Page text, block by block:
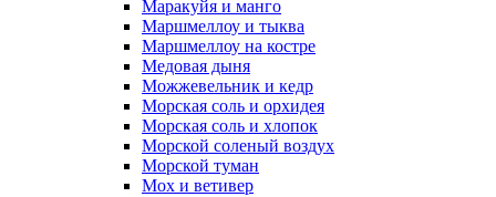
Маракуйя и манго
Маршмеллоу и тыква
Маршмеллоу на костре
Медовая дыня
Можжевельник и кедр
Морская соль и орхидея
Морская соль и хлопок
Морской соленый воздух
Морской туман
Мох и ветивер